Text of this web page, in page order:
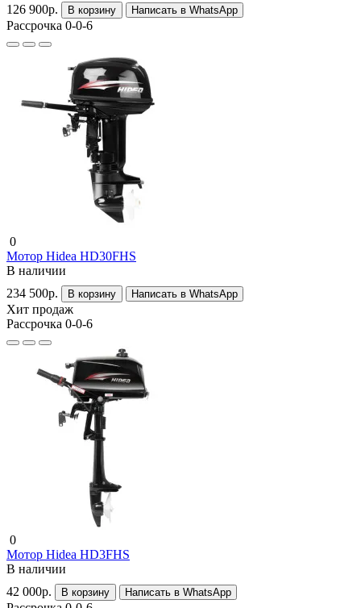
126 900р.
В корзину Написать в WhatsApp
Рассрочка 0-0-6
0
Мотор Hidea HD30FHS
В наличии
234 500р.
В корзину Написать в WhatsApp
Хит продаж
Рассрочка 0-0-6
0
Мотор Hidea HD3FHS
В наличии
42 000р.
В корзину Написать в WhatsApp